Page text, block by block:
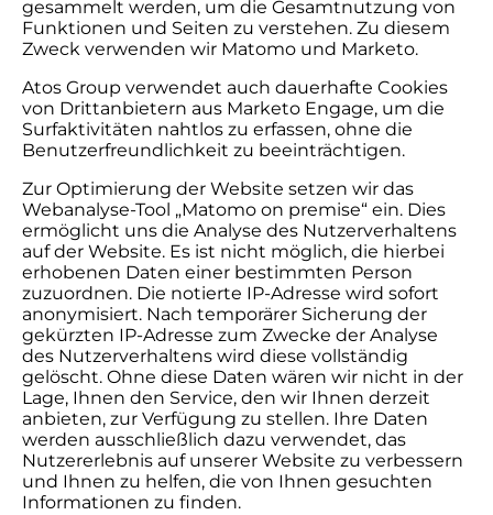
gesammelt werden, um die Gesamtnutzung von
Funktionen und Seiten zu verstehen. Zu diesem
Zweck verwenden wir Matomo und Marketo.
Atos Group verwendet auch dauerhafte Cookies
von Drittanbietern aus Marketo Engage, um die
Surfaktivitäten nahtlos zu erfassen, ohne die
Benutzerfreundlichkeit zu beeinträchtigen.
Zur Optimierung der Website setzen wir das
Webanalyse-Tool „Matomo on premise“ ein. Dies
ermöglicht uns die Analyse des Nutzerverhaltens
auf der Website. Es ist nicht möglich, die hierbei
erhobenen Daten einer bestimmten Person
zuzuordnen. Die notierte IP-Adresse wird sofort
anonymisiert. Nach temporärer Sicherung der
gekürzten IP-Adresse zum Zwecke der Analyse
des Nutzerverhaltens wird diese vollständig
gelöscht. Ohne diese Daten wären wir nicht in der
Lage, Ihnen den Service, den wir Ihnen derzeit
anbieten, zur Verfügung zu stellen. Ihre Daten
werden ausschließlich dazu verwendet, das
Nutzererlebnis auf unserer Website zu verbessern
und Ihnen zu helfen, die von Ihnen gesuchten
Informationen zu finden.